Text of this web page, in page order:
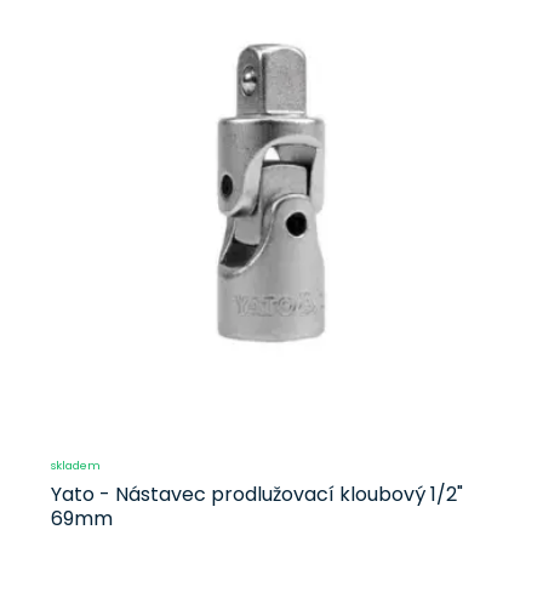
skladem
Yato - Nástavec prodlužovací kloubový 1/2"
69mm